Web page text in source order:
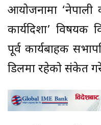
आयोजनामा ‘नेपाली
कार्यदिशा’ विषयक
पूर्व कार्यबाहक
डिलमा रहेको संकेत